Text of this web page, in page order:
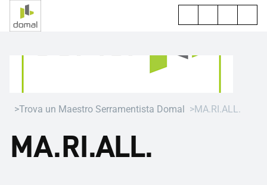
Trova un Maestro Serramentista Domal MA.RI.ALL.
MA.RI.ALL.